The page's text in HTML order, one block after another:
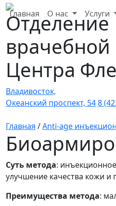
Главная О нас Услуги
Отделение
врачебной
Центра
Владивосток,
Океанский проспект, 548
Главная /Anti-age
Суть метода:
улучшение качества кожи и
Преимущества метода: